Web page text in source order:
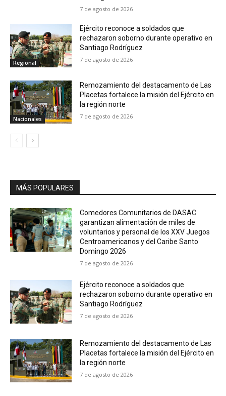
7 de agosto de 2026
Regional
Ejército reconoce a soldados que
rechazaron soborno durante operativo en
Santiago Rodríguez
7 de agosto de 2026
Nacionales
Remozamiento del destacamento de Las
Placetas fortalece la misión del Ejército en
la región norte
7 de agosto de 2026
MÁS POPULARES
Comedores Comunitarios de DASAC
garantizan alimentación de miles de
voluntarios y personal de los XXV Juegos
Centroamericanos y del Caribe Santo
Domingo 2026
7 de agosto de 2026
Ejército reconoce a soldados que
rechazaron soborno durante operativo en
Santiago Rodríguez
7 de agosto de 2026
Remozamiento del destacamento de Las
Placetas fortalece la misión del Ejército en
la región norte
7 de agosto de 2026